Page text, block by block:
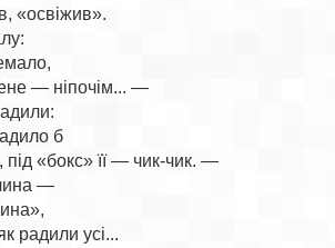
«освіжив».
— ніпочім... —
б
під «бокс» її — чик-чик. —
—
радили усі...